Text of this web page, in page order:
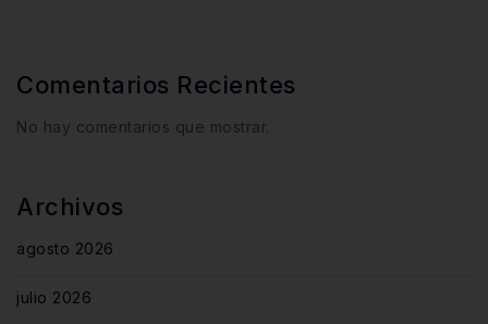
Comentarios Recientes
No hay comentarios que mostrar.
Archivos
agosto 2026
julio 2026